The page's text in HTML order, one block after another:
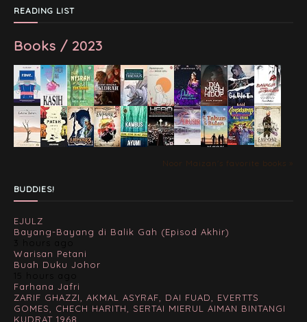
READING LIST
Books / 2023
Noor Maizan's favorite books »
BUDDIES!
EJULZ
Bayang-Bayang di Balik Gah (Episod Akhir)
Warisan Petani
Buah Duku Johor
Farhana Jafri
ZARIF GHAZZI, AKMAL ASYRAF, DAI FUAD, EVERTTS
GOMES, CHECH HARITH, SERTAI MIERUL AIMAN BINTANGI
KUDRAT 1968